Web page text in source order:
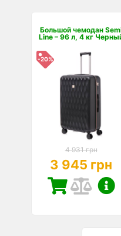
Большой чемодан
Line – 96 л, 4 кг
-20%
4 931 грн
3 945 грн